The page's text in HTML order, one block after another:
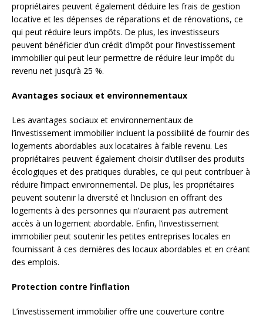
propriétaires peuvent également déduire les frais de gestion
locative et les dépenses de réparations et de rénovations, ce
qui peut réduire leurs impôts. De plus, les investisseurs
peuvent bénéficier d’un crédit d’impôt pour l’investissement
immobilier qui peut leur permettre de réduire leur impôt du
revenu net jusqu’à 25 %.
Avantages sociaux et environnementaux
Les avantages sociaux et environnementaux de
l’investissement immobilier incluent la possibilité de fournir des
logements abordables aux locataires à faible revenu. Les
propriétaires peuvent également choisir d’utiliser des produits
écologiques et des pratiques durables, ce qui peut contribuer à
réduire l’impact environnemental. De plus, les propriétaires
peuvent soutenir la diversité et l’inclusion en offrant des
logements à des personnes qui n’auraient pas autrement
accès à un logement abordable. Enfin, l’investissement
immobilier peut soutenir les petites entreprises locales en
fournissant à ces dernières des locaux abordables et en créant
des emplois.
Protection contre l’inflation
L’investissement immobilier offre une couverture contre